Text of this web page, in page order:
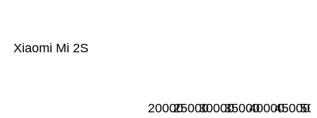
Xiaomi Mi 2S
200002500030000350004000045000